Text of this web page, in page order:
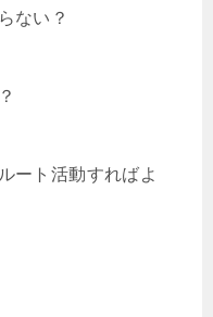
ない？
ート活動すればよ